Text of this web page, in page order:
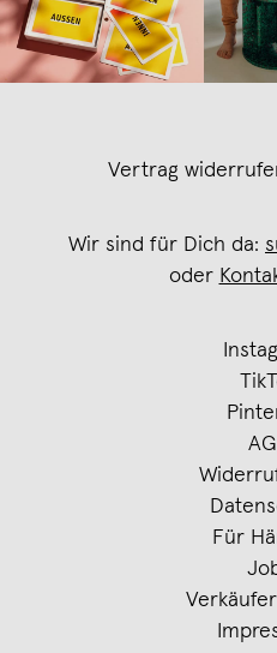
Vertrag
Wir sind für Dich da:
oder
Für